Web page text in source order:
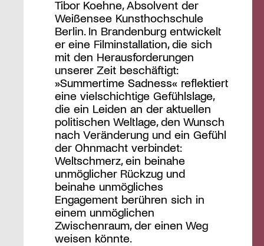
Tibor Koehne, Absolvent der
Weißensee Kunsthochschule
Berlin. In Brandenburg entwickelt
er eine Filminstallation, die sich
mit den Herausforderungen
unserer Zeit beschäftigt:
»Summertime Sadness« reflektiert
eine vielschichtige Gefühlslage,
die ein Leiden an der aktuellen
politischen Weltlage, den Wunsch
nach Veränderung und ein Gefühl
der Ohnmacht verbindet:
Weltschmerz, ein beinahe
unmöglicher Rückzug und
beinahe unmögliches
Engagement berühren sich in
einem unmöglichen
Zwischenraum, der einen Weg
weisen könnte.